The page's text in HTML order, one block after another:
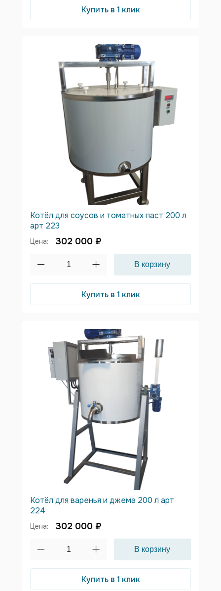
Купить в 1 клик
Котёл для соусов и томатных паст 200 л
арт 223
Цена: 302 000 ₽
Купить в 1 клик
Котёл для варенья и джема 200 л арт
224
Цена: 302 000 ₽
Купить в 1 клик